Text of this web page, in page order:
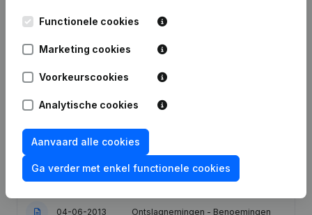
(Vertaling, Coördinatie, Overige
Herstructurering (Fusie, Splitsing,
Overdracht Vermogen, enz...)
04-06-2021
Splitsing, Overdracht Vermogen,
enz...) - Diversen
10-10-2019 Ontslagnemingen - Benoemingen
Ontslagnemingen - Benoemingen
04-06-2013 Ontslagnemingen - Benoemingen
Functionele cookies
Marketing cookies
Voorkeurscookies
Analytische cookies
Aanvaard alle cookies
Ga verder met enkel functionele cookies